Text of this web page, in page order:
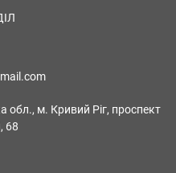
обл., м. Кривий Ріг, проспект
68